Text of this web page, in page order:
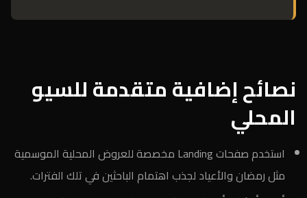
نصائح إضافية متقدمة للسيو
المحلي
استخدم صفحات Landing مخصصة للعروض المحلية الموسمية
مثل رمضان والأعياد لجذب اهتمام الباحثين في تلك الفترات.